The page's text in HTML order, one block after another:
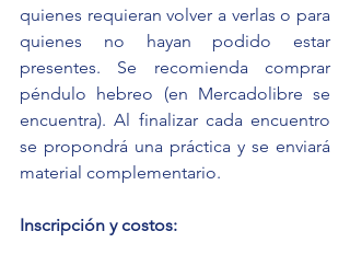
quienes requieran volver a verlas o para
quienes no hayan podido estar
presentes. Se recomienda comprar
péndulo hebreo (en Mercadolibre se
encuentra). Al finalizar cada encuentro
se propondrá una práctica y se enviará
material complementario.
Inscripción y costos: